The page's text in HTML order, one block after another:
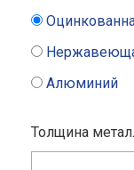
Алюминий
Толщина